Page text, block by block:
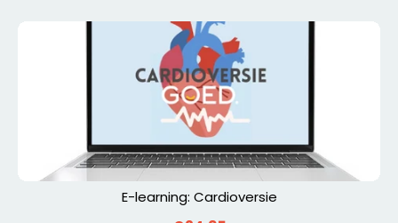
E-learning: Cardioversie